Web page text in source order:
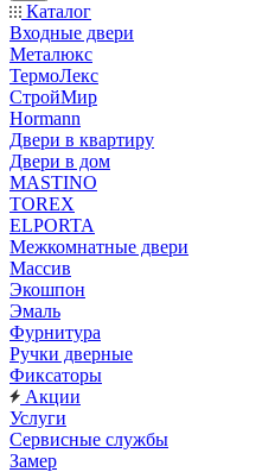
Каталог
Входные двери
Металюкс
ТермоЛекс
СтройМир
Hormann
Двери в квартиру
Двери в дом
MASTINO
TOREX
ELPORTA
Межкомнатные двери
Массив
Экошпон
Эмаль
Фурнитура
Ручки дверные
Фиксаторы
Акции
Услуги
Сервисные службы
Замер